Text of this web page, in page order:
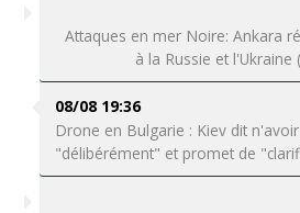
Attaques en mer Noire: Ankara
à la Russie et
08/08 19:36
Drone en Bulgarie : Kiev dit
"délibérément" et promet de